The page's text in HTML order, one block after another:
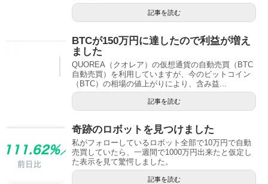
記事を読む
BTCが150万円に達したので利益が増え
ました
QUOREA（クオレア）の仮想通貨の自動売買（BTC
自動売買）を利用していますが、今のビットコイン
（BTC）の相場の値上がりにより、含み益...
記事を読む
奇跡のロボットを見つけました
私がフォローしているロボット全部で10万円で自動
売買していたら、一週間で1000万円出来たと仮定し
た表示を見て驚愕しました。
記事を読む